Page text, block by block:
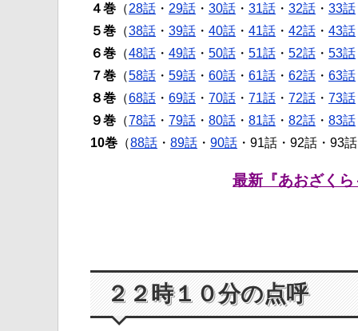
４巻 （28話 ・ 29話 ・ 30話 ・ 31話 ・ 32話 ・ 33話
５巻 （38話 ・ 39話 ・ 40話 ・ 41話 ・ 42話 ・ 43話
６巻 （48話 ・ 49話 ・ 50話 ・ 51話 ・ 52話 ・ 53話
７巻 （58話 ・ 59話 ・ 60話 ・ 61話 ・ 62話 ・ 63話
８巻 （68話 ・ 69話 ・ 70話 ・ 71話 ・ 72話 ・ 73話
９巻 （78話 ・ 79話 ・ 80話 ・ 81話 ・ 82話 ・ 83話
10巻 （88話 ・ 89話 ・ 90話 ・91話・92話・93
最新『あおざくら
２２時１０分の点呼